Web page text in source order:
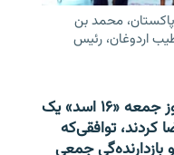
محمد بن
اردوغان، رئیس
عربستان سعودی، پاکستان و ترکیه روز جمعه «۱۶ اسد» یک
توافقی‌که
جمعی